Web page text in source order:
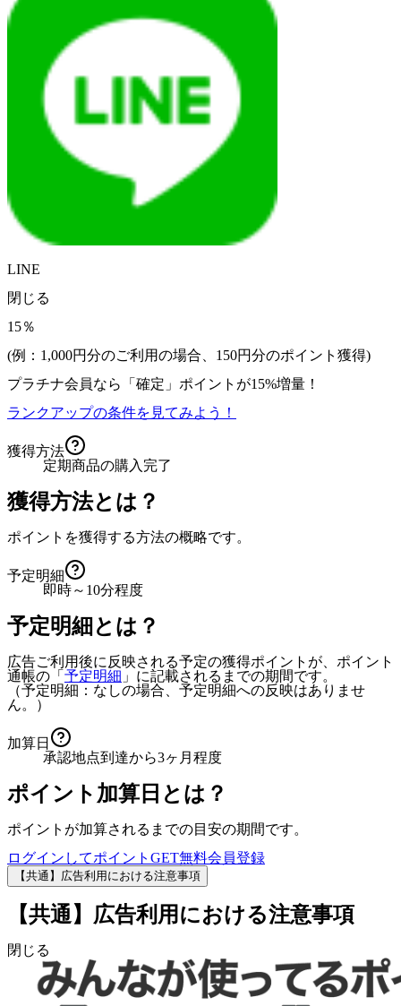
LINE
閉じる
15％
(例：1,000円分のご利用の場合、 150円分のポイント獲得)
プラチナ会員なら
「確定」 ポイントが15%増量！
ランクアップの条件を見てみよう！
獲得方法
定期商品の購入完了
獲得方法とは？
ポイントを獲得する方法の概略です。
予定明細
即時～10分程度
予定明細とは？
広告ご利用後に反映される予定の獲得ポイントが、ポイント
通帳の「 予定明細 」に記載されるまでの期間です。
（予定明細：なしの場合、予定明細への反映はありませ
ん。）
加算日
承認地点到達から3ヶ月程度
ポイント加算日とは？
ポイントが加算されるまでの目安の期間です。
ログインしてポイントGET無料会員登録
【共通】広告利用における注意事項
【共通】広告利用における注意事項
閉じる